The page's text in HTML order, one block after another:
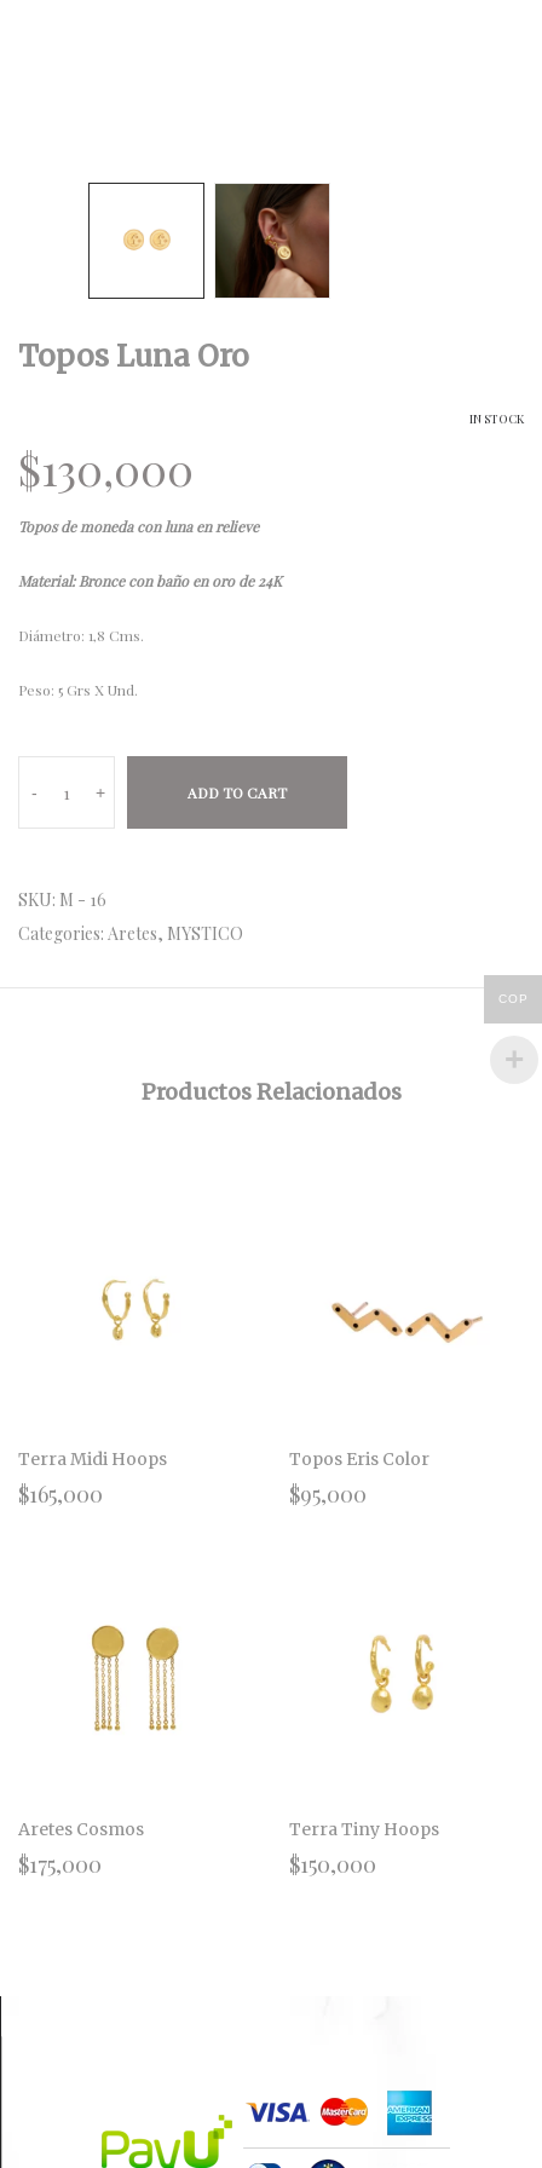
Topos Luna Oro
IN STOCK
$130,000
Topos de moneda con luna en relieve
Material: Bronce con baño en oro de 24K
Diámetro: 1,8 Cms.
Peso: 5 Grs X Und.
- + ADD TO CART
SKU: M - 16
Categories: Aretes, MYSTICO
Productos Relacionados
Terra Midi Hoops
$165,000
Topos Eris Color
$95,000
Aretes Cosmos
$175,000
Terra Tiny Hoops
$150,000
COP